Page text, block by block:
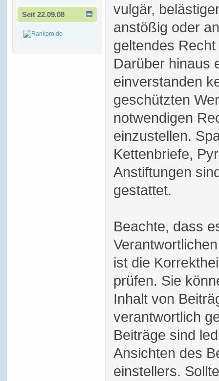
Seit 22.09.08
vulgär,
anstößig oder
geltendes
Darüber hinaus
einverstanden
geschützten
notwendigen
einzustellen.
Kettenbriefe,
Anstiftungen
gestattet.
Beachte, dass
ist die
prüfen. Sie
Inhalt von
verantwortlich
Beiträge sind
Ansichten des
einstellers.